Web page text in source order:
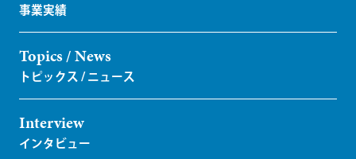
Topics / News
Interview